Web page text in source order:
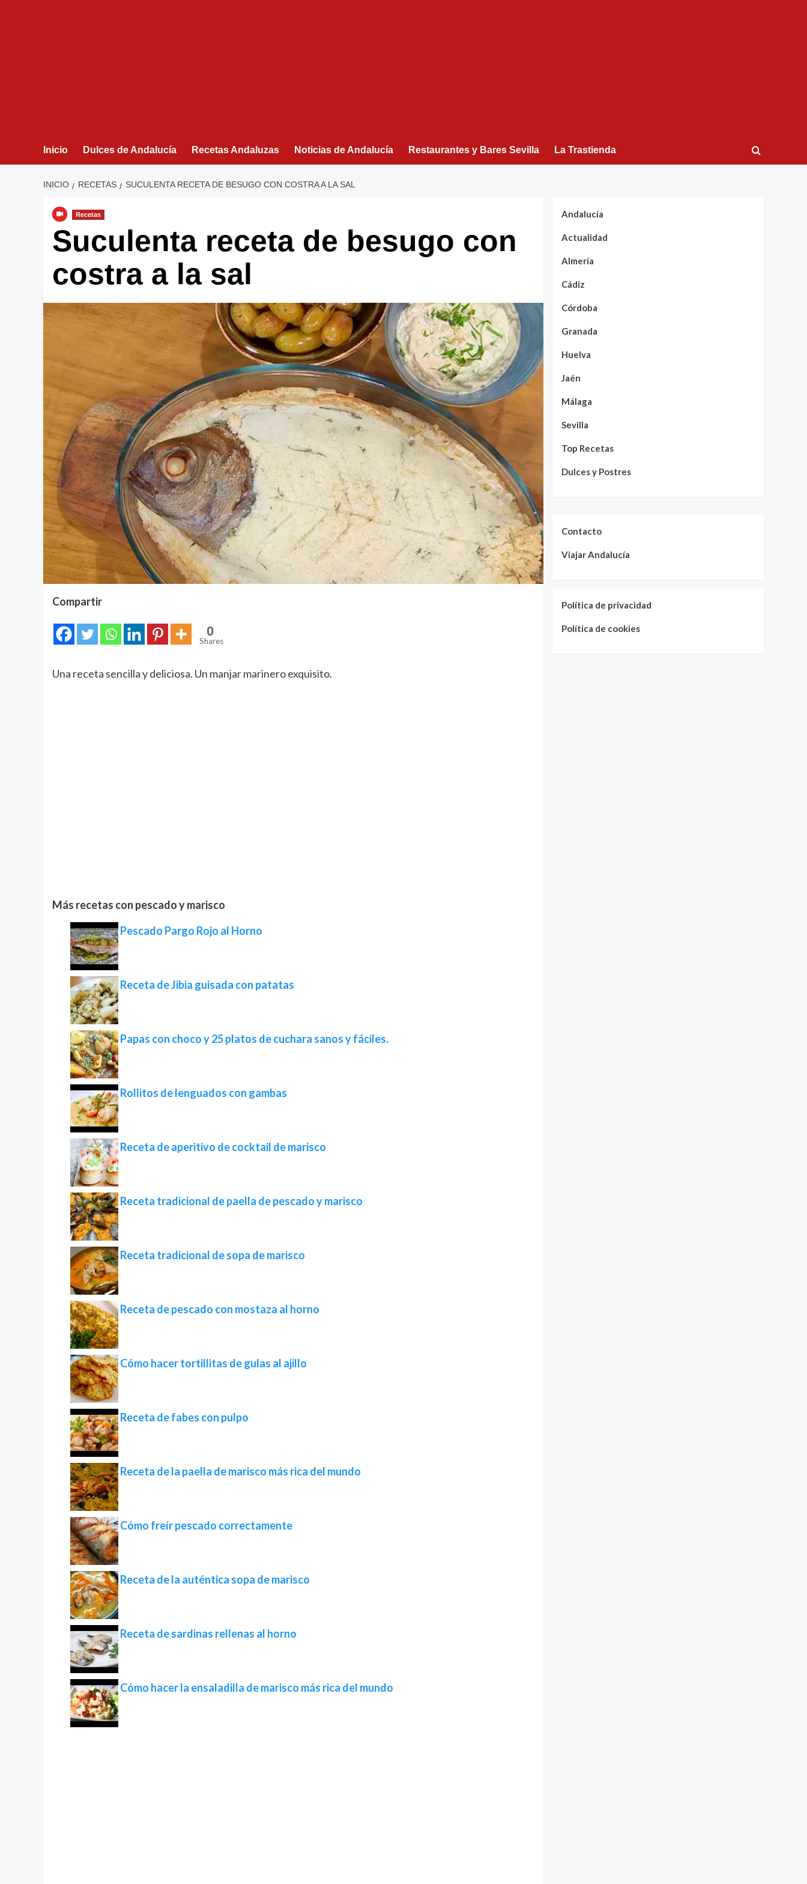
Inicio Dulces de Andalucía Recetas Andaluzas Noticias de Andalucía Restaurantes y Bares Sevilla La Trastienda
INICIO RECETAS SUCULENTA RECETA DE BESUGO CON COSTRA A LA SAL
Recetas
Suculenta receta de besugo con
costra a la sal
Compartir
0
Shares
Una receta sencilla y deliciosa. Un manjar marinero exquisito.
Más recetas con pescado y marisco
Pescado Pargo Rojo al Horno
Receta de Jibia guisada con patatas
Papas con choco y 25 platos de cuchara sanos y fáciles.
Rollitos de lenguados con gambas
Receta de aperitivo de cocktail de marisco
Receta tradicional de paella de pescado y marisco
Receta tradicional de sopa de marisco
Receta de pescado con mostaza al horno
Cómo hacer tortillitas de gulas al ajillo
Receta de fabes con pulpo
Receta de la paella de marisco más rica del mundo
Cómo freír pescado correctamente
Receta de la auténtica sopa de marisco
Receta de sardinas rellenas al horno
Cómo hacer la ensaladilla de marisco más rica del mundo
Andalucía
Actualidad
Almería
Cádiz
Córdoba
Granada
Huelva
Jaén
Málaga
Sevilla
Top Recetas
Dulces y Postres
Contacto
Viajar Andalucía
Política de privacidad
Política de cookies